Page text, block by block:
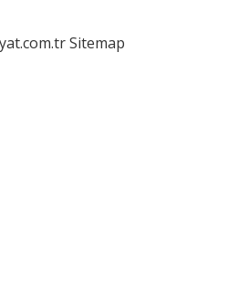
Sitemap